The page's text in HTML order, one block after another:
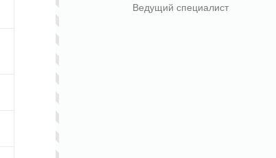
Ведущий специалист